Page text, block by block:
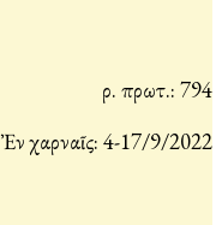
Ἀρ. πρωτ.: 794
Ἐν Ἀχαρναῖς: 4-17/9/2022